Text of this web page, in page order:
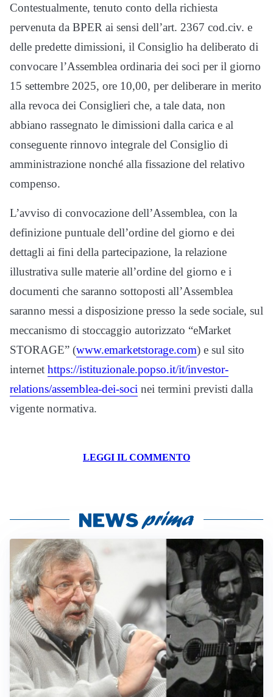
Contestualmente, tenuto conto della richiesta
pervenuta da BPER ai sensi dell’art. 2367 cod.civ. e
delle predette dimissioni, il Consiglio ha deliberato di
convocare l’Assemblea ordinaria dei soci per il giorno
15 settembre 2025, ore 10,00, per deliberare in merito
alla revoca dei Consiglieri che, a tale data, non
abbiano rassegnato le dimissioni dalla carica e al
conseguente rinnovo integrale del Consiglio di
amministrazione nonché alla fissazione del relativo
compenso.
L’avviso di convocazione dell’Assemblea, con la
definizione puntuale dell’ordine del giorno e dei
dettagli ai fini della partecipazione, la relazione
illustrativa sulle materie all’ordine del giorno e i
documenti che saranno sottoposti all’Assemblea
saranno messi a disposizione presso la sede sociale, sul
meccanismo di stoccaggio autorizzato “eMarket
STORAGE” (www.emarketstorage.com) e sul sito
internet https://istituzionale.popso.it/it/investor-
relations/assemblea-dei-soci nei termini previsti dalla
vigente normativa.
LEGGI IL COMMENTO